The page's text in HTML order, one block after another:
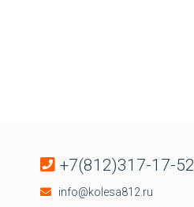
+7(812)317-17-52
info@kolesa812.ru